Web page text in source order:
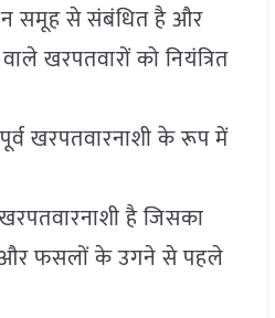
समूह से संबंधित है और
खरपतवारों को नियंत्रित
खरपतवारनाशी के रूप में
है जिसका
और फसलों के उगने से पहले